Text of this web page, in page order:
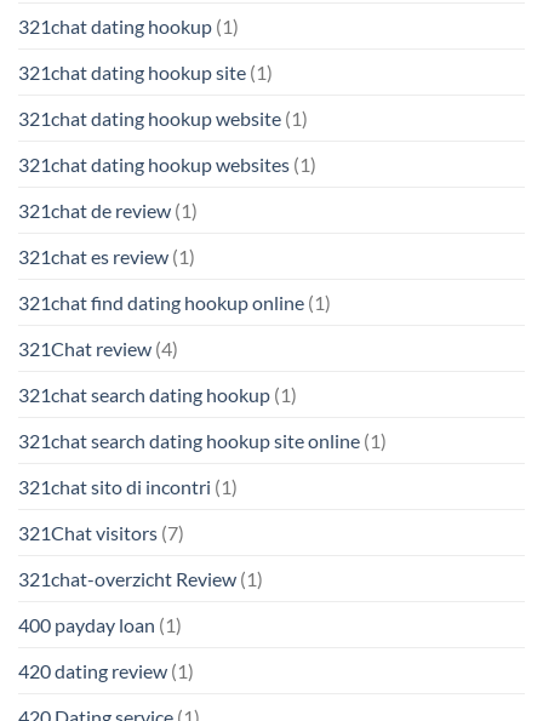
321chat dating hookup (1)
321chat dating hookup site (1)
321chat dating hookup website (1)
321chat dating hookup websites (1)
321chat de review (1)
321chat es review (1)
321chat find dating hookup online (1)
321Chat review (4)
321chat search dating hookup (1)
321chat search dating hookup site online (1)
321chat sito di incontri (1)
321Chat visitors (7)
321chat-overzicht Review (1)
400 payday loan (1)
420 dating review (1)
420 Dating service (1)